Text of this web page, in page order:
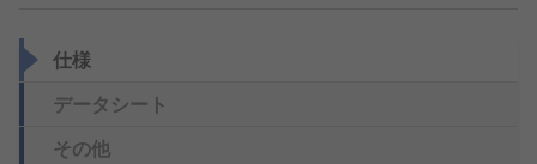
仕様
データシート
その他